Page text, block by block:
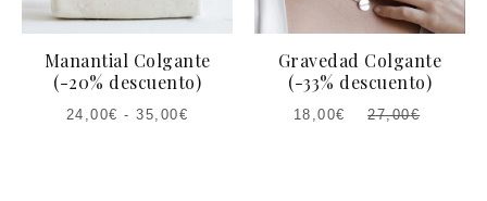
Manantial Colgante
(-20% descuento)
24,00€ -35,00€
Gravedad Colgante
(-33% descuento)
27,00€
EL
18,00€